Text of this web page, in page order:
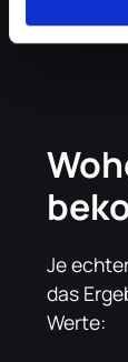
Je
das
Werte: